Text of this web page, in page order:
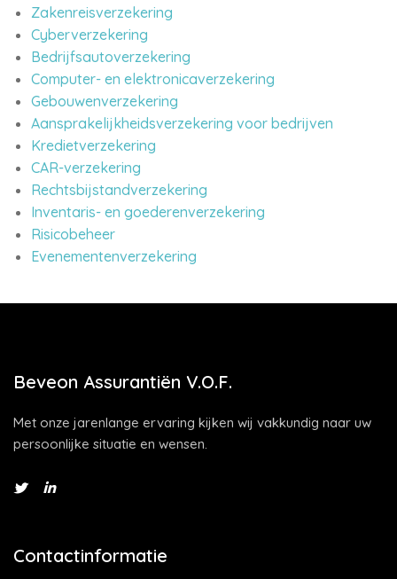
Zakenreisverzekering
Cyberverzekering
Bedrijfsautoverzekering
Computer- en elektronicaverzekering
Gebouwenverzekering
Aansprakelijkheidsverzekering voor bedrijven
Kredietverzekering
CAR-verzekering
Rechtsbijstandverzekering
Inventaris- en goederenverzekering
Risicobeheer
Evenementenverzekering
Beveon Assurantiën V.O.F.
Met onze jarenlange ervaring kijken wij vakkundig naar uw
persoonlijke situatie en wensen.
Contactinformatie